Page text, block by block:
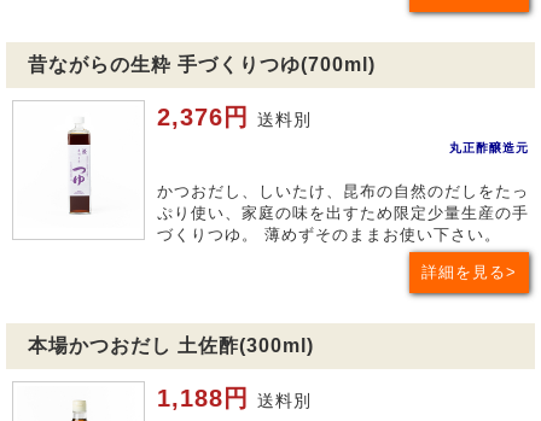
昔ながらの生粋 手づくりつゆ(700ml)
2,376円 送料別
丸正酢醸造元
かつおだし、しいたけ、昆布の自然のだしをたっ
ぷり使い、家庭の味を出すため限定少量生産の手
づくりつゆ。 薄めずそのままお使い下さい。
詳細を見る
本場かつおだし 土佐酢(300ml)
1,188円 送料別